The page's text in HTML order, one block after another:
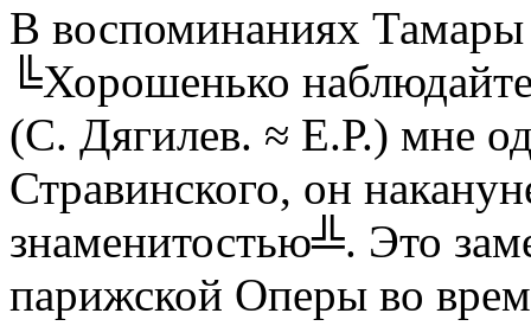
В воспоминаниях
╚Хорошенько
(С. Дягилев. ≈ Е.Р.) мне
Стравинского, он
знаменитостью╩. Это
парижской Оперы во